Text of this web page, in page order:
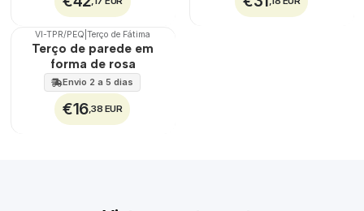
🇵🇹
VI-TPR/PEQ Terço de Fátima
Terço de parede em
forma de rosa
Envio 2 a 5 dias
€16,38 EUR